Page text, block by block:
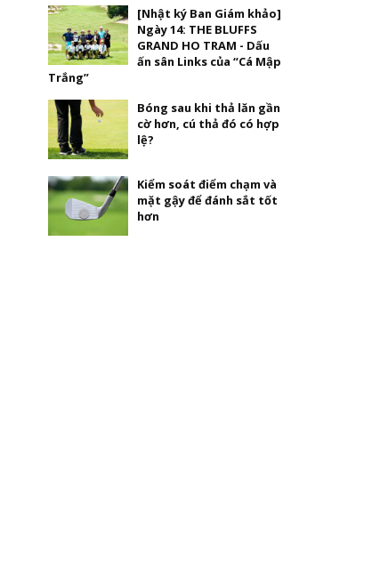
[Nhật ký Ban Giám khảo]
Ngày 14: THE BLUFFS
GRAND HO TRAM - Dấu
ấn sân Links của “Cá Mập
Trắng”
Bóng sau khi thả lăn gần
cờ hơn, cú thả đó có hợp
lệ?
Kiểm soát điểm chạm và
mặt gậy để đánh sắt tốt
hơn